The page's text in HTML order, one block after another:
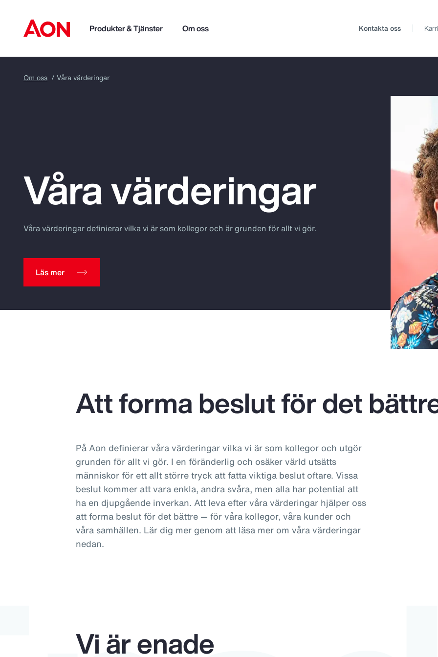
Produkter & Tjänster Om oss Kontakta oss
Om oss Våra värderingar
Våra värderingar
Våra värderingar definierar vilka vi är som kollegor och är grunden för allt vi gör.
Läs mer
Att forma beslut för det
På Aon definierar våra värderingar vilka vi är som kollegor och utgör
grunden för allt vi gör. I en föränderlig och osäker värld utsätts
människor för ett allt större tryck att fatta viktiga beslut oftare. Vissa
beslut kommer att vara enkla, andra svåra, men alla har potential att
ha en djupgående inverkan. Att leva efter våra värderingar hjälper oss
att forma beslut för det bättre — för våra kollegor, våra kunder och
våra samhällen. Lär dig mer genom att läsa mer om våra värderingar
nedan.
Vi är enade